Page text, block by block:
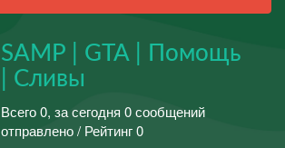
SAMP | GTA | Помощь
| Сливы
Всего 0, за сегодня 0 сообщений
отправлено / Рейтинг 0